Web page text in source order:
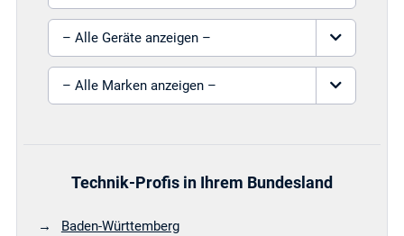
Gerät auswählen
Marke auswählen
Technik-Profis in Ihrem Bundesland
Baden-Württemberg